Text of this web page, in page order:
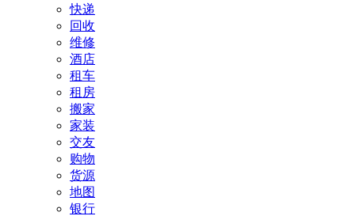
快递
回收
维修
酒店
租车
租房
搬家
家装
交友
购物
货源
地图
银行